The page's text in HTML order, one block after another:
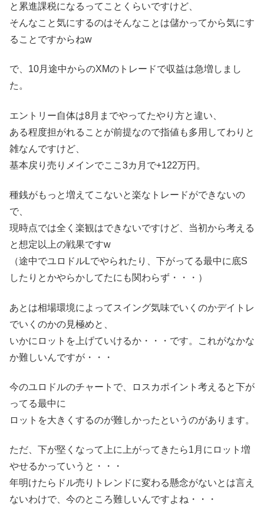
と累進課税になるってことくらいですけど、
そんなこと気にするのはそんなことは儲かってから気にす
ることですからねw
で、10月途中からのXMのトレードで収益は急増しまし
た。
エントリー自体は8月までやってたやり方と違い、
ある程度担がれることが前提なので指値も多用してわりと
雑なんですけど、
基本戻り売りメインでここ3カ月で+122万円。
種銭がもっと増えてこないと楽なトレードができないの
で、
現時点では全く楽観はできないですけど、当初から考える
と想定以上の戦果ですw
（途中でユロドルLでやられたり、下がってる最中に底S
したりとかやらかしてたにも関わらず・・・）
あとは相場環境によってスイング気味でいくのかデイトレ
でいくのかの見極めと、
いかにロットを上げていけるか・・・です。これがなかな
か難しいんですが・・・
今のユロドルのチャートで、ロスカポイント考えると下が
ってる最中に
ロットを大きくするのが難しかったというのがあります。
ただ、下が堅くなって上に上がってきたら1月にロット増
やせるかっていうと・・・
年明けたらドル売りトレンドに変わる懸念がないとは言え
ないわけで、今のところ難しいんですよね・・・